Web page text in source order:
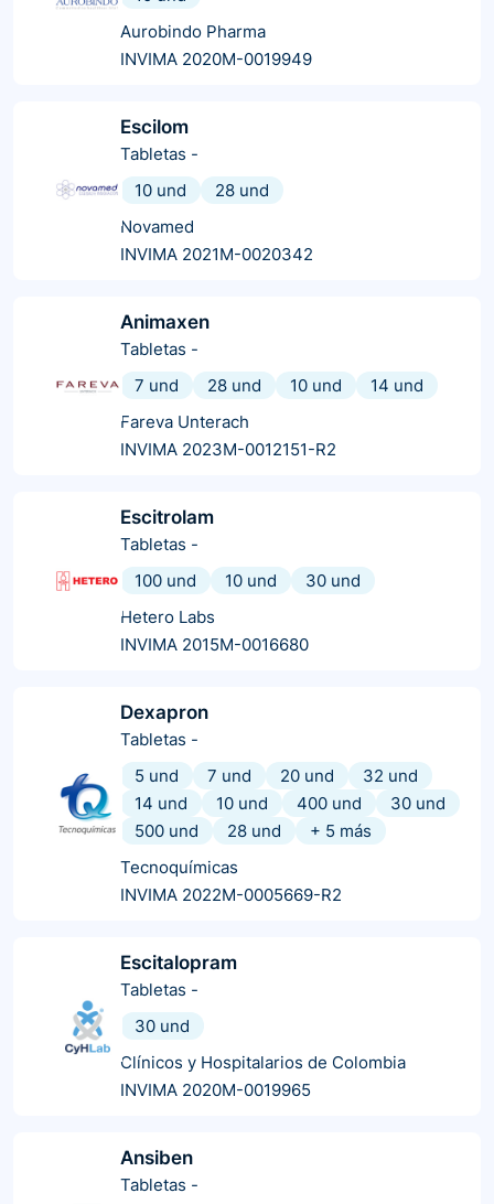
Aurobindo Pharma
INVIMA 2020M-0019949
Escilom
Tabletas -
10 und
28 und
Novamed
INVIMA 2021M-0020342
Animaxen
Tabletas -
7 und
28 und 10 und
14 und
Fareva Unterach
INVIMA 2023M-0012151-R2
Escitrolam
Tabletas -
100 und
10 und
30 und
Hetero Labs
INVIMA 2015M-0016680
Dexapron
Tabletas -
5 und
7 und 20 und
32 und
14 und
10 und 400 und
30 und
500 und
28 und + 5 más
Tecnoquímicas
INVIMA 2022M-0005669-R2
Escitalopram
Tabletas -
30 und
Clínicos y Hospitalarios de Colombia
INVIMA 2020M-0019965
Ansiben
Tabletas -